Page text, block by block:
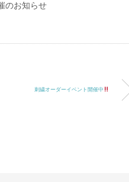
のお知らせ
刺繍オーダーイベント開催中